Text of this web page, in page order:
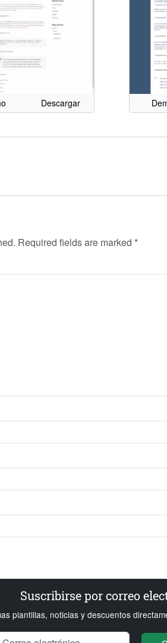
Descargar
Required fields are marked *
Suscribirse por correo
plantillas, noticias y descuentos
electrónico